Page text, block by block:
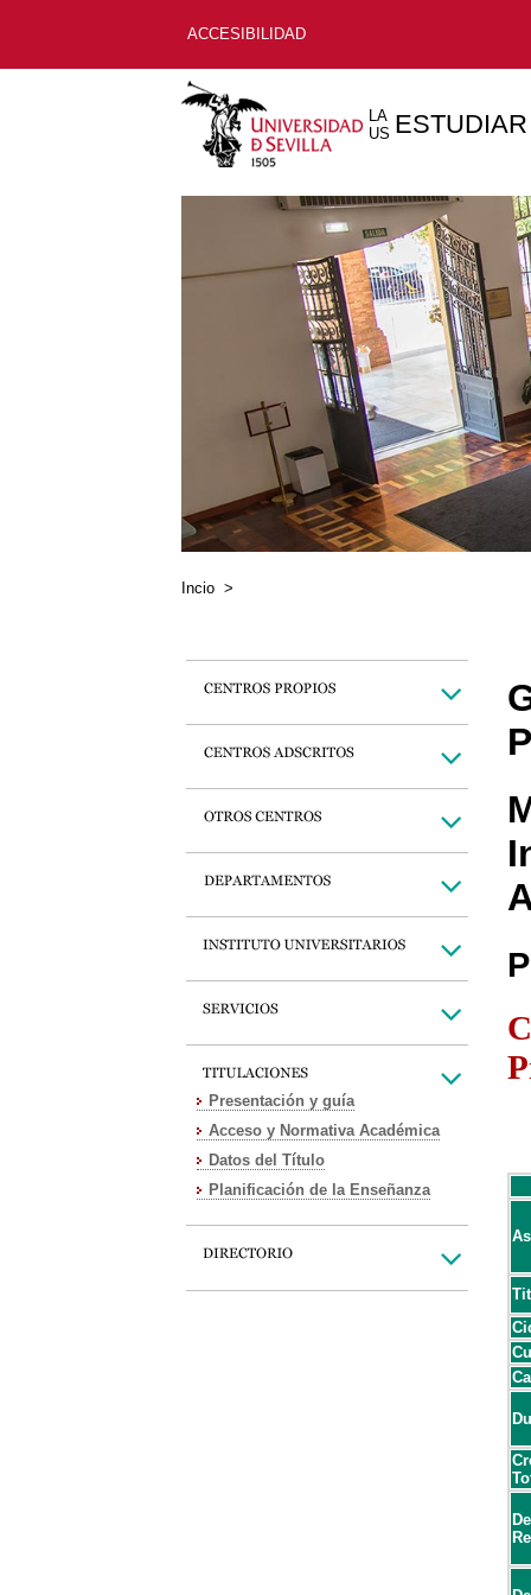
ACCESIBILIDAD
LA
US ESTUDIAR
Incio >
Presentación y guía
Acceso y Normativa Académica
Datos del Título
Planificación de la Enseñanza